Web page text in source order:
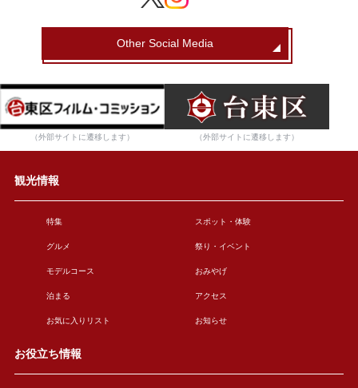
Other Social Media
（外部サイトに遷移します） （外部サイトに遷移します）
観光情報
特集 スポット・体験
グルメ 祭り・イベント
モデルコース おみやげ
泊まる アクセス
お気に入りリスト お知らせ
お役立ち情報